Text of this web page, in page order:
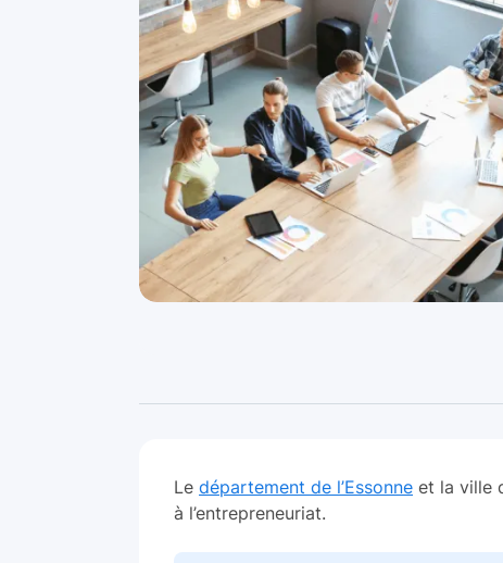
Le département de l’Essonne et la ville
à l’entrepreneuriat.